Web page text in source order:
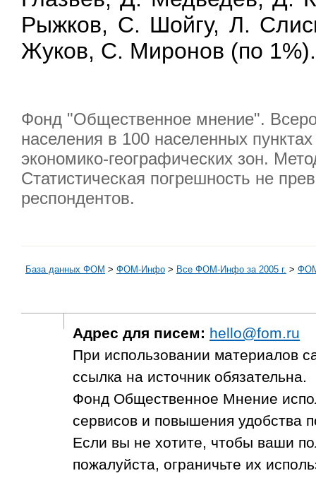
Рыжков, С. Шойгу, Л.
Жуков, С. Миронов (по 1%).
Фонд "Общественное мнение".
населения в 100 населенных
экономико-географических зон.
Статистическая погрешность не
респондентов.
База данных ФОМ > ФOM-Инфо > Все ФОМ-Инфо за 2005 г. >
Адрес для писем: hello@fom.ru
При использовании материалов
ссылка на источник обязательна.
Фонд Общественное Мнение
сервисов и повышения удобства
Если вы не хотите, чтобы ваши
пожалуйста, ограничьте их